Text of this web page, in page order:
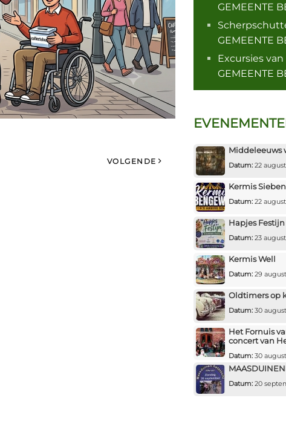
VOLGENDE
GEMEENTE
GEMEENTE
Excursies
GEMEENTE
Middeleeuws
Datum:22
Kermis
Datum:22
Hapjes
Datum:23
Kermis Well
Datum:29
Oldtimers op
Datum:30
Het Fornuis
concert van
Datum:30
Datum:20